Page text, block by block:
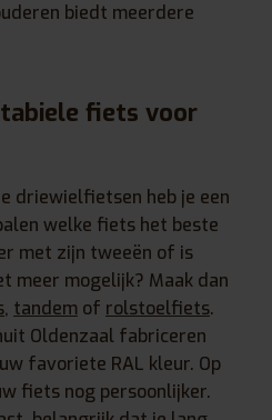
biedt meerdere
fiets voor
driewielfietsen heb je een
welke fiets het beste
met zijn tweeën of is
meer mogelijk? Maak dan
, tandem of rolstoelfiets.
Oldenzaal fabriceren
favoriete RAL kleur. Op
fiets nog persoonlijker.